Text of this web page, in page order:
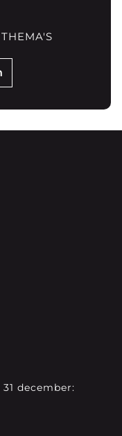
december: